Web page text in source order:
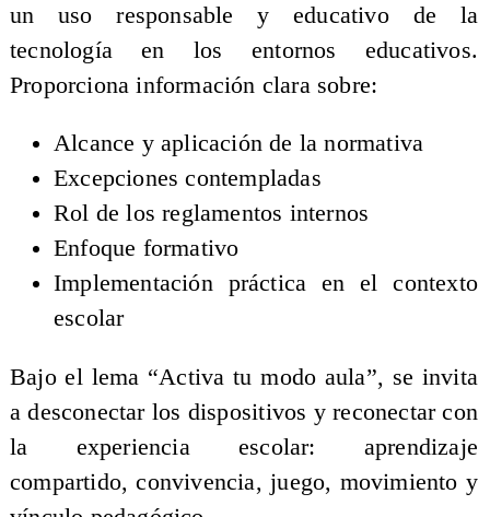
un uso responsable y educativo de la
tecnología en los entornos educativos.
Proporciona información clara sobre:
Alcance y aplicación de la normativa
Excepciones contempladas
Rol de los reglamentos internos
Enfoque formativo
Implementación práctica en el contexto
escolar
Bajo el lema “Activa tu modo aula”, se invita
a desconectar los dispositivos y reconectar con
la experiencia escolar: aprendizaje
compartido, convivencia, juego, movimiento y